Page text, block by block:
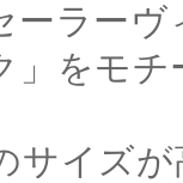
ーラー
」をモ
サイズ